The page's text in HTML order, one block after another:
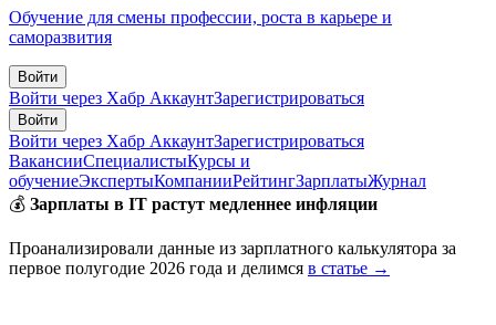
Обучение для смены профессии, роста в карьере и
саморазвития
Войти
Войти через Хабр АккаунтЗарегистрироваться
Войти
Войти через Хабр АккаунтЗарегистрироваться
ВакансииСпециалистыКурсы и
обучениеЭкспертыКомпанииРейтингЗарплатыЖурнал
💰 Зарплаты в IT растут медленнее инфляции
Проанализировали данные из зарплатного калькулятора за
первое полугодие 2026 года и делимся в статье →